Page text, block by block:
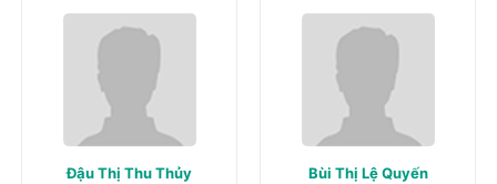
Đậu Thị Thu Thủy
Bùi Thị Lệ Quyến